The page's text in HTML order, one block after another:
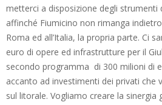
metterci a disposizione degli strumenti
affinché Fiumicino non rimanga
Roma ed all’Italia, la propria parte. Ci
euro di opere ed infrastrutture per il
secondo programma di 300 milioni di
accanto ad investimenti dei privati che
sul litorale. Vogliamo creare la sinergia